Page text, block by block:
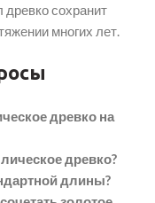
сохранит
многих лет.
древко на
древко?
длины?